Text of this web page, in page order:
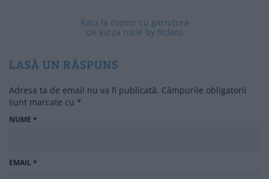
Rata la cuptor cu garnitura
de varza rosie by fildaro
LASĂ UN RĂSPUNS
Adresa ta de email nu va fi publicată. Câmpurile obligatorii
sunt marcate cu *
NUME *
EMAIL*